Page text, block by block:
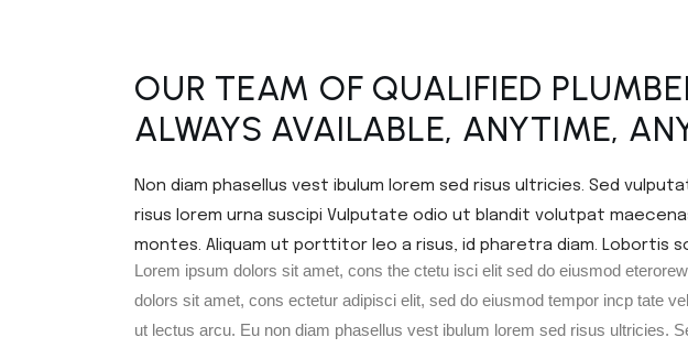
OUR TEAM OF QUALIFIED
ALWAYS AVAILABLE, ANYTIME,
Non diam phasellus vest ibulum lorem sed risus ultricies. Sed
risus lorem urna suscipi Vulputate odio ut blandit volutpat
montes. Aliquam ut porttitor leo a risus, id pharetra diam. Lobortis
Lorem ipsum dolors sit amet, cons the ctetu isci elit sed do eiusmod
dolors sit amet, cons ectetur adipisci elit, sed do eiusmod tempor incp tate
ut lectus arcu. Eu non diam phasellus vest ibulum lorem sed risus ultricies.